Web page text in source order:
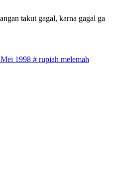
takut gagal, karna gagal ga
1998 # rupiah melemah